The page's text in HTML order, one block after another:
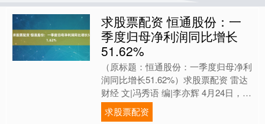
求股票配资 恒通股份：一
季度归母净利润同比增长
51.62%
（原标题：恒通股份：一季度归母净利
润同比增长51.62%）求股票配资 雷达
财经 文|冯秀语 编|李亦辉 4月24日，恒
通股份(603223)发布2025年第一季....
求股票配资